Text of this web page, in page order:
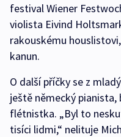
festival Wiener
violista Eivind
rakouskému
kanun.
O další příčky se z
ještě německý
flétnistka. „Byl to
tisíci lidmi,“ nelituje